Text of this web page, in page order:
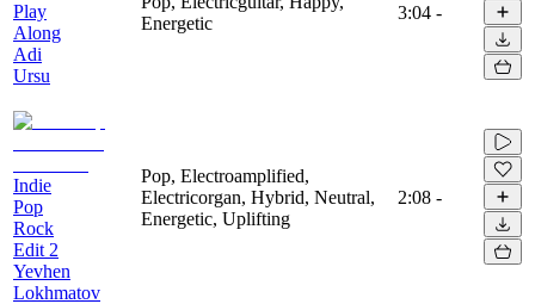
Play
Along
Adi
Ursu
Energetic
3:04 -
Indie
Pop
Rock
Edit 2
Yevhen
Lokhmatov
Pop, Electroamplified,
Electricorgan, Hybrid, Neutral,
Energetic, Uplifting
2:08 -